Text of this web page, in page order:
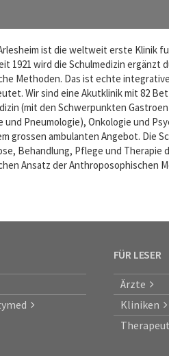
ist die weltweit erste Klinik
1921 wird die Schulmedizin ergänzt
Methoden. Das ist echte
Wir sind eine Akutklinik mit 82
(mit den Schwerpunkten
und Pneumologie), Onkologie und
grossen ambulanten Angebot. Die
Behandlung, Pflege und Therapie
Ansatz der Anthroposophischen
FÜR LESER
Ärzte
Kliniken